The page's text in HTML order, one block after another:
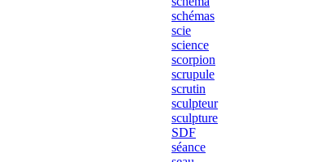
schémas
scie
science
scorpion
scrupule
scrutin
sculpteur
sculpture
SDF
séance